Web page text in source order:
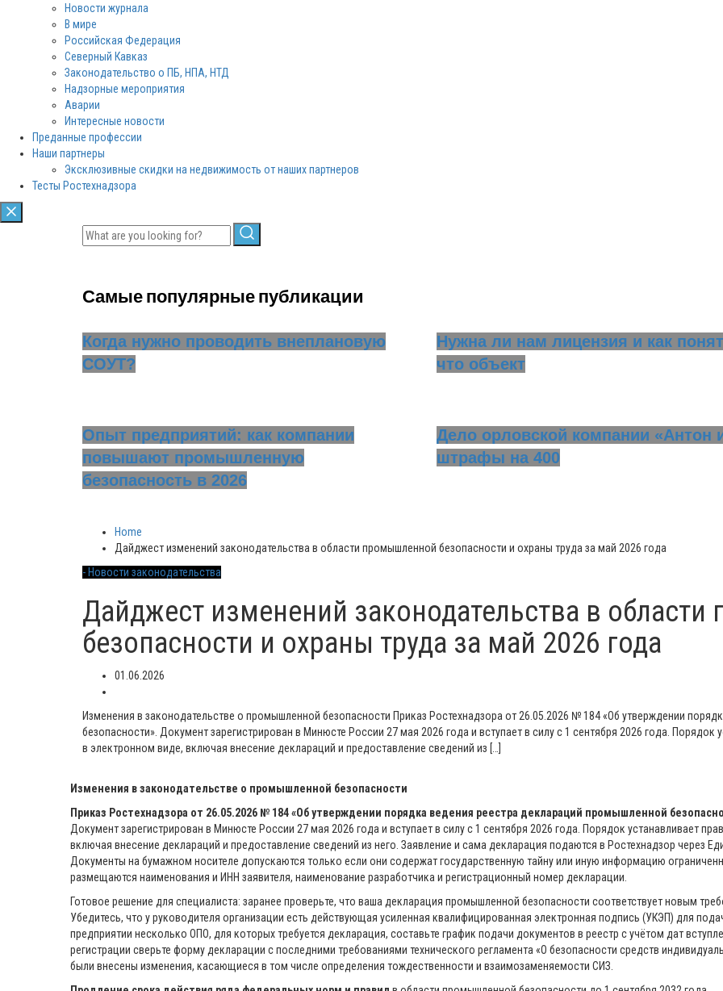
Новости журнала
В мире
Российская Федерация
Северный Кавказ
Законодательство о ПБ, НПА, НТД
Надзорные мероприятия
Аварии
Интересные новости
Преданные профессии
Наши партнеры
Эксклюзивные скидки на недвижимость от наших партнеров
Тесты Ростехнадзора
Самые популярные публикации
Когда нужно проводить внеплановую
СОУТ?
Нужна ли нам лицензия и как
что объект
Опыт предприятий: как компании
повышают промышленную
безопасность в 2026
Дело орловской компании «Антон
штрафы на 400
Home
Дайджест изменений законодательства в области промышленной безопасности и охраны труда за май 2026 года
- Новости законодательства
Дайджест изменений законодательства в
безопасности и охраны труда за май 2026 года
01.06.2026
Изменения в законодательстве о промышленной безопасности Приказ Ростехнадзора от 26.05.2026 № 184 «Об утверждении
безопасности». Документ зарегистрирован в Минюсте России 27 мая 2026 года и вступает в силу с 1 сентября 2026 года.
в электронном виде, включая внесение деклараций и предоставление сведений из […]
Изменения в законодательстве о промышленной безопасности
Приказ Ростехнадзора от 26.05.2026 № 184 «Об утверждении порядка ведения реестра деклараций промышленной
Документ зарегистрирован в Минюсте России 27 мая 2026 года и вступает в силу с 1 сентября 2026 года. Порядок устанавливает
включая внесение деклараций и предоставление сведений из него. Заявление и сама декларация подаются в Ростехнадзор через
Документы на бумажном носителе допускаются только если они содержат государственную тайну или иную информацию
размещаются наименования и ИНН заявителя, наименование разработчика и регистрационный номер декларации.
Готовое решение для специалиста: заранее проверьте, что ваша декларация промышленной безопасности соответствует новым
Убедитесь, что у руководителя организации есть действующая усиленная квалифицированная электронная подпись (УКЭП) для
предприятии несколько ОПО, для которых требуется декларация, составьте график подачи документов в реестр с учётом дат
регистрации сверьте форму декларации с последними требованиями технического регламента «О безопасности средств
были внесены изменения, касающиеся в том числе определения тождественности и взаимозаменяемости СИЗ.